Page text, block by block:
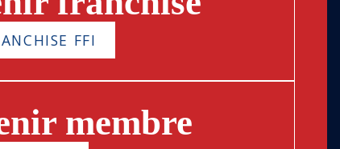
FFI
membre